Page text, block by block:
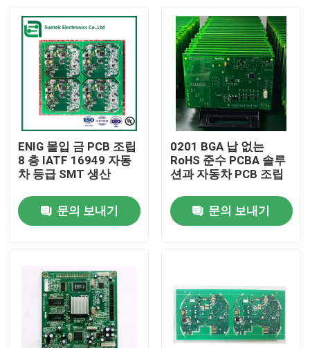
홈
회사 소개
ENIG 몰입 금 PCB 조립
8 층 IATF 16949 자동
차 등급 SMT 생산
문의 보내기
0201 BGA 납 없는
RoHS 준수 PCBA 솔루
션과 자동차 PCB 조립
문의 보내기